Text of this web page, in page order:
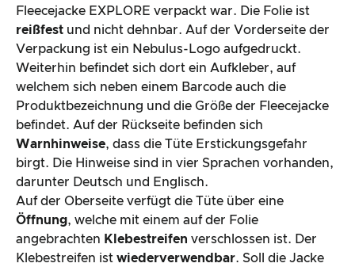
Fleecejacke EXPLORE verpackt war. Die Folie ist
reißfest und nicht dehnbar. Auf der Vorderseite der
Verpackung ist ein Nebulus-Logo aufgedruckt.
Weiterhin befindet sich dort ein Aufkleber, auf
welchem sich neben einem Barcode auch die
Produktbezeichnung und die Größe der Fleecejacke
befindet. Auf der Rückseite befinden sich
Warnhinweise, dass die Tüte Erstickungsgefahr
birgt. Die Hinweise sind in vier Sprachen vorhanden,
darunter Deutsch und Englisch.
Auf der Oberseite verfügt die Tüte über eine
Öffnung, welche mit einem auf der Folie
angebrachten Klebestreifen verschlossen ist. Der
Klebestreifen ist wiederverwendbar. Soll die Jacke